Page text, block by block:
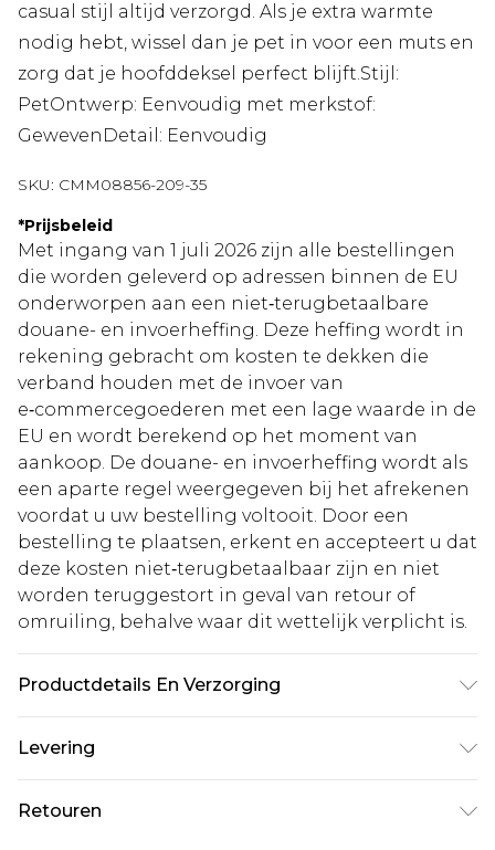
casual stijl altijd verzorgd. Als je extra warmte
nodig hebt, wissel dan je pet in voor een muts en
zorg dat je hoofddeksel perfect blijft.Stijl:
PetOntwerp: Eenvoudig met merkstof:
GewevenDetail: Eenvoudig
SKU: CMM08856-209-35
*Prijsbeleid
Met ingang van 1 juli 2026 zijn alle bestellingen
die worden geleverd op adressen binnen de EU
onderworpen aan een niet‑terugbetaalbare
douane- en invoerheffing. Deze heffing wordt in
rekening gebracht om kosten te dekken die
verband houden met de invoer van
e‑commercegoederen met een lage waarde in de
EU en wordt berekend op het moment van
aankoop. De douane- en invoerheffing wordt als
een aparte regel weergegeven bij het afrekenen
voordat u uw bestelling voltooit. Door een
bestelling te plaatsen, erkent en accepteert u dat
deze kosten niet‑terugbetaalbaar zijn en niet
worden teruggestort in geval van retour of
omruiling, behalve waar dit wettelijk verplicht is.
Productdetails En Verzorging
Levering
Standaardlevering Nederland
€5.99
Retouren